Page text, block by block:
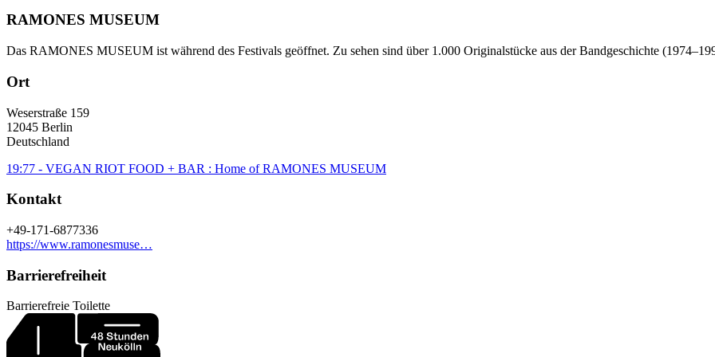
RAMONES MUSEUM
Das RAMONES MUSEUM ist während des Festivals geöffnet. Zu sehen sind über 1.000 Originalstücke aus der Bandgeschichte
Ort
Weserstraße 159
12045 Berlin
Deutschland
19:77 - VEGAN RIOT FOOD + BAR : Home of RAMONES MUSEUM
Kontakt
+49-171-6877336
https://www.ramonesmuse…
Barrierefreiheit
Barrierefreie Toilette